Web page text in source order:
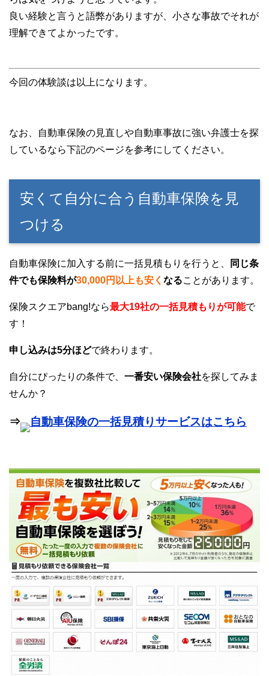
良い経験と言うと語弊がありますが、小さな事故でそれが
理解できてよかったです。
今回の体験談は以上になります。
なお、自動車保険の見直しや自動車事故に強い弁護士を探
しているなら下記のページを参考にしてください。
安くて自分に合う自動車保険を見
つける
自動車保険に加入する前に一括見積もりを行うと、
同じ条
件でも保険料が30,000円以上も安く なることがあります。
保険スクエアbang!なら最大19社の一括見積もりが可能で
す！
申し込みは5分ほどで終わります。
自分にぴったりの条件で、 一番安い保険会社を探してみま
せんか？
⇒ 自動車保険の一括見積りサービスはこちら